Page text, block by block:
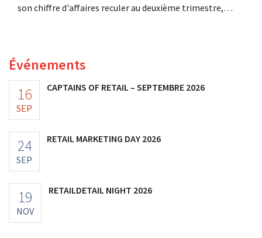
son chiffre d'affaires reculer au deuxième trimestre,
Événements
16
SEP
CAPTAINS OF RETAIL – SEPTEMBRE 2026
24
SEP
RETAIL MARKETING DAY 2026
19
NOV
RETAILDETAIL NIGHT 2026